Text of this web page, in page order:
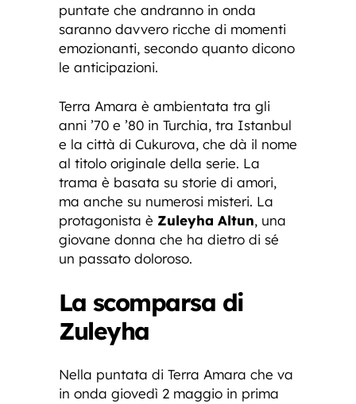
puntate che andranno in onda
saranno davvero ricche di momenti
emozionanti, secondo quanto dicono
le anticipazioni.
Terra Amara è ambientata tra gli
anni ’70 e ’80 in Turchia, tra Istanbul
e la città di Cukurova, che dà il nome
al titolo originale della serie. La
trama è basata su storie di amori,
ma anche su numerosi misteri. La
protagonista è Zuleyha Altun, una
giovane donna che ha dietro di sé
un passato doloroso.
La scomparsa di
Zuleyha
Nella puntata di Terra Amara che va
in onda giovedì 2 maggio in prima